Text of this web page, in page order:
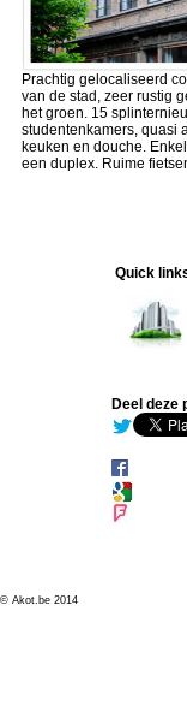
Prachtig gelocaliseerd
van de stad, zeer rustig
het groen. 15
studentenkamers, quasi
keuken en douche.
een duplex. Ruime
Quick
Deel deze
© Akot.be 2014